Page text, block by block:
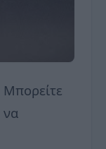
Μπορείτε
να